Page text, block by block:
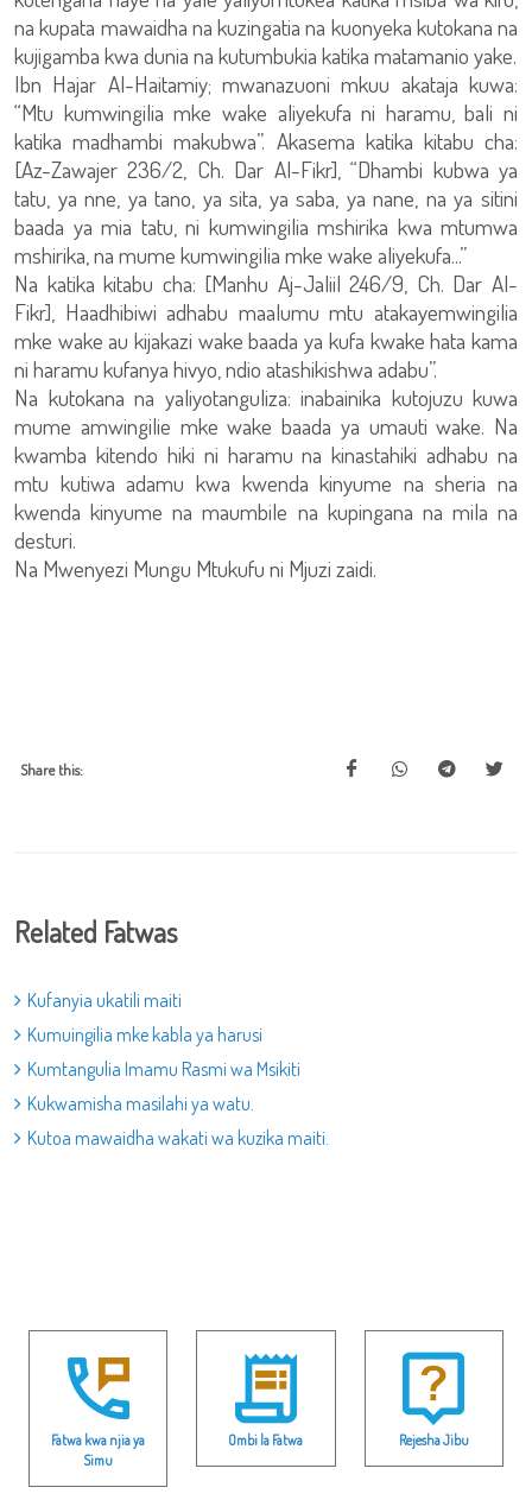
na kupata mawaidha na kuzingatia na kuonyeka kutokana na
kujigamba kwa dunia na kutumbukia katika matamanio yake.
Ibn Hajar Al-Haitamiy; mwanazuoni mkuu akataja kuwa:
“Mtu kumwingilia mke wake aliyekufa ni haramu, bali ni
katika madhambi makubwa”. Akasema katika kitabu cha:
[Az-Zawajer 236/2, Ch. Dar Al-Fikr], “Dhambi kubwa ya
tatu, ya nne, ya tano, ya sita, ya saba, ya nane, na ya sitini
baada ya mia tatu, ni kumwingilia mshirika kwa mtumwa
mshirika, na mume kumwingilia mke wake aliyekufa...”
Na katika kitabu cha: [Manhu Aj-Jaliil 246/9, Ch. Dar Al-
Fikr], Haadhibiwi adhabu maalumu mtu atakayemwingilia
mke wake au kijakazi wake baada ya kufa kwake hata kama
ni haramu kufanya hivyo, ndio atashikishwa adabu”.
Na kutokana na yaliyotanguliza: inabainika kutojuzu kuwa
mume amwingilie mke wake baada ya umauti wake. Na
kwamba kitendo hiki ni haramu na kinastahiki adhabu na
mtu kutiwa adamu kwa kwenda kinyume na sheria na
kwenda kinyume na maumbile na kupingana na mila na
desturi.
Na Mwenyezi Mungu Mtukufu ni Mjuzi zaidi.
Share this:
Related Fatwas
Kufanyia ukatili maiti
Kumuingilia mke kabla ya harusi
Kumtangulia Imamu Rasmi wa Msikiti
Kukwamisha masilahi ya watu.
Kutoa mawaidha wakati wa kuzika maiti.
Fatwa kwa njia ya
Simu
Ombi la Fatwa Rejesha Jibu